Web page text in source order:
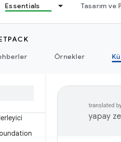
Essentials Tasarım ve
Örnekler
yapay